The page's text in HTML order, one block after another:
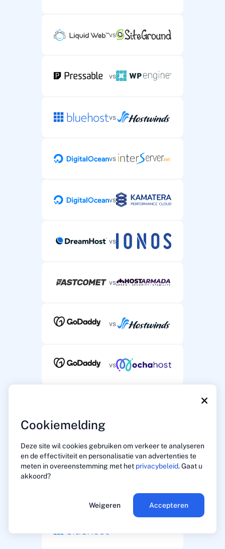
×
Cookiemelding
Deze site wil cookies gebruiken om verkeer te analyseren
en de effectiviteit en personalisatie van advertenties te
meten in overeenstemming met het privacybeleid. Gaat u
akkoord?
Weigeren Accepteren
vs
vs
vs
vs
vs
vs
vs
vs
vs
vs